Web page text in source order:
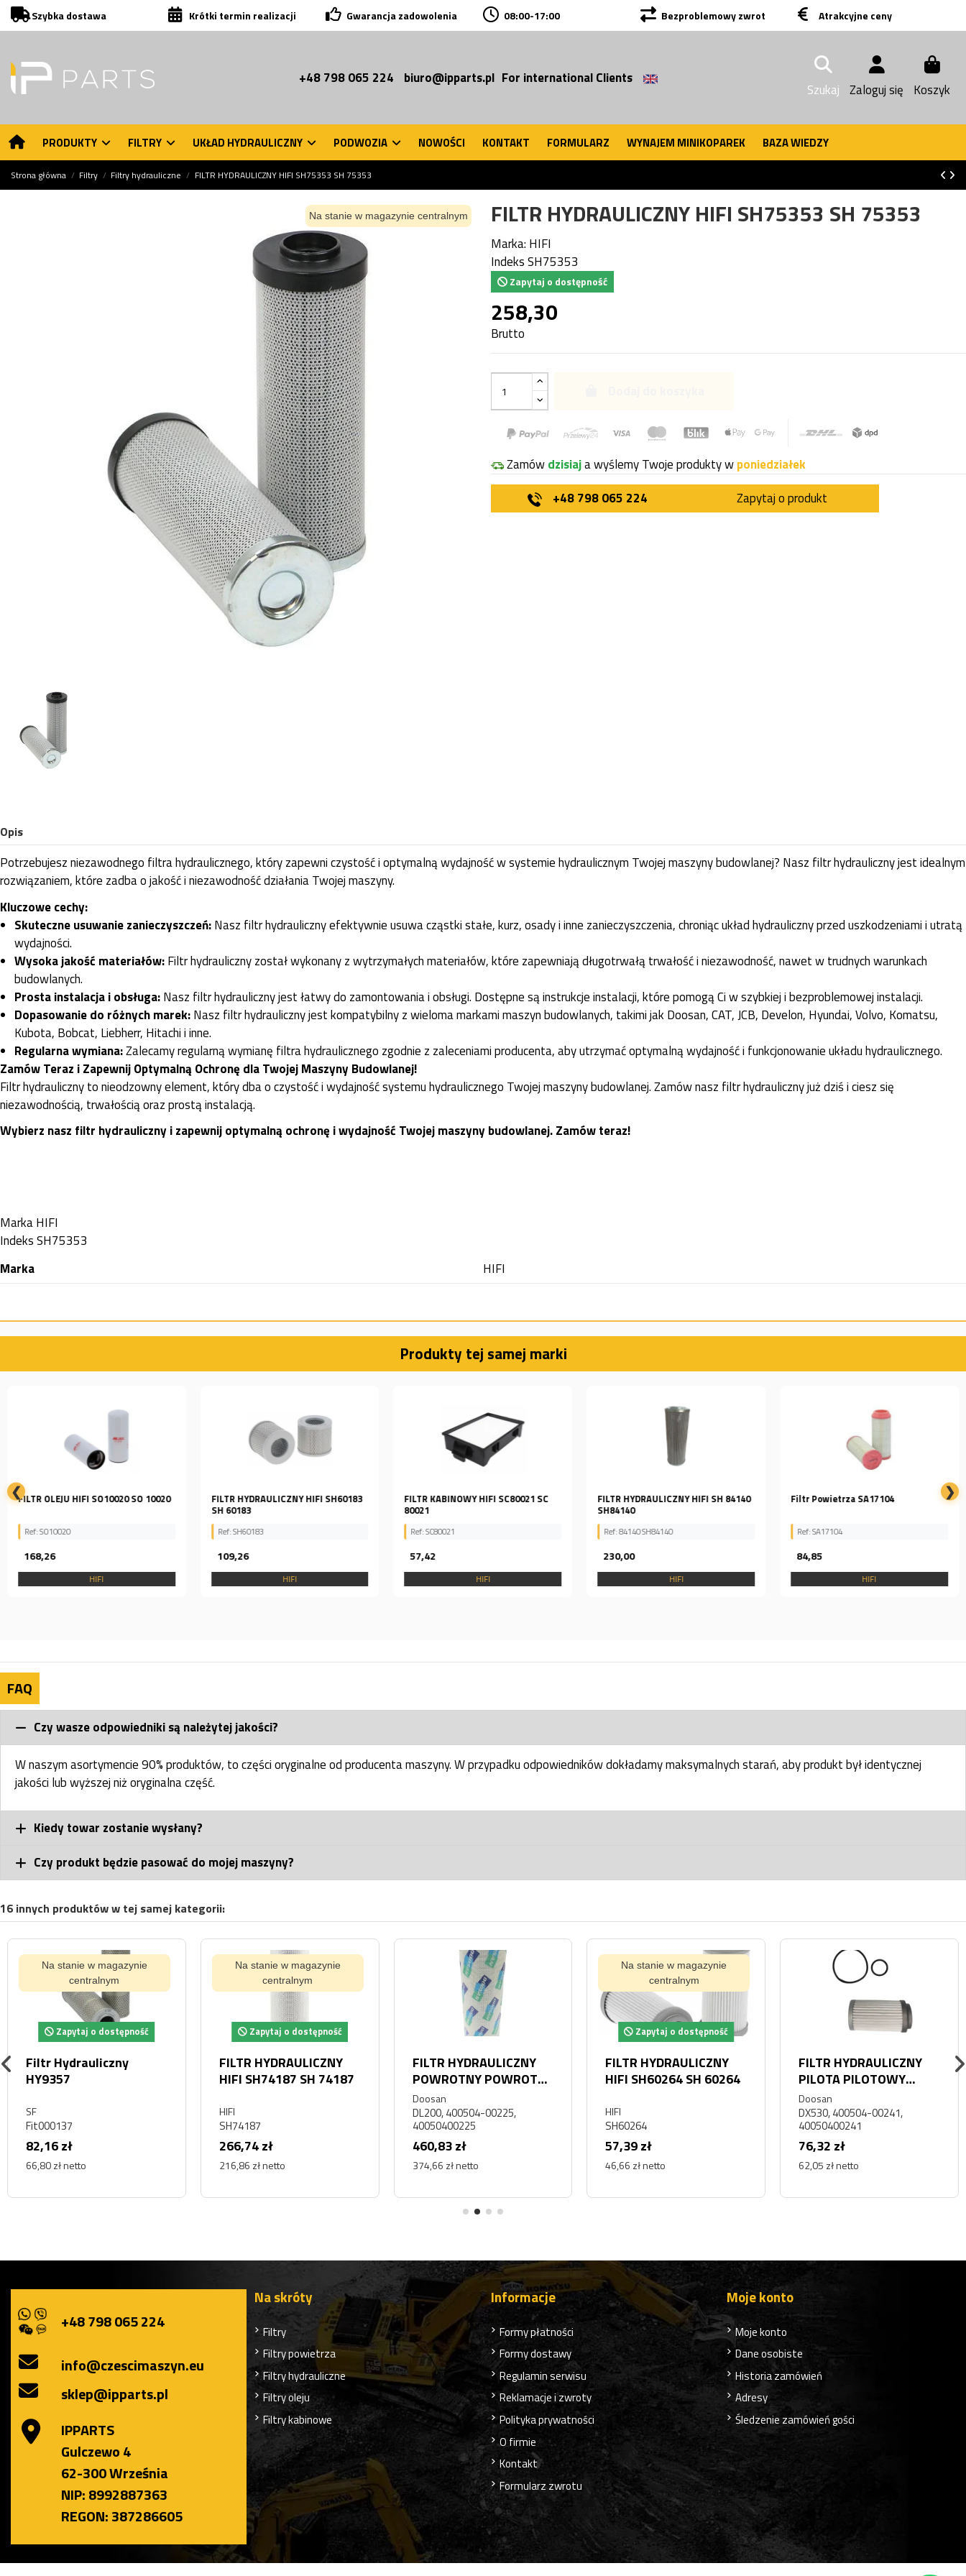
Szybka dostawa Krótki termin realizacji Gwarancja zadowolenia 08:00-17:00 Bezproblemowy zwrot Atrakcyjne ceny
+48 798 065 224 biuro@ipparts.pl For international Clients
Szukaj Zaloguj się Koszyk
PRODUKTY FILTRY UKŁAD HYDRAULICZNY PODWOZIA NOWOŚCI KONTAKT FORMULARZ WYNAJEM MINIKOPAREK BAZA WIEDZY
Strona główna Filtry Filtry hydrauliczne FILTR HYDRAULICZNY HIFI SH75353 SH 75353
Na stanie w magazynie centralnym FILTR HYDRAULICZNY HIFI SH75353 SH 75353
Marka: HIFI
IndeksSH75353
Zapytaj o dostępność
258,30
Brutto
Zamówdzisiaja wyślemy Twoje produkty wponiedziałek
+48 798 065 224
Zapytaj o produkt
Opis
Potrzebujesz niezawodnego filtra hydraulicznego, który zapewni czystość i optymalną wydajność w systemie hydraulicznym Twojej maszyny budowlanej? Nasz filtr hydrauliczny jest idealnym
rozwiązaniem, które zadba o jakość i niezawodność działania Twojej maszyny.
Kluczowe cechy:
Skuteczne usuwanie zanieczyszczeń:Nasz filtr hydrauliczny efektywnie usuwa cząstki stałe, kurz, osady i inne zanieczyszczenia, chroniąc układ hydrauliczny przed uszkodzeniami i utratą
wydajności.
Wysoka jakość materiałów:Filtr hydrauliczny został wykonany z wytrzymałych materiałów, które zapewniają długotrwałą trwałość i niezawodność, nawet w trudnych warunkach
budowlanych.
Prosta instalacja i obsługa:Nasz filtr hydrauliczny jest łatwy do zamontowania i obsługi. Dostępne są instrukcje instalacji, które pomogą Ci w szybkiej i bezproblemowej instalacji.
Dopasowanie do różnych marek:Nasz filtr hydrauliczny jest kompatybilny z wieloma markami maszyn budowlanych, takimi jak Doosan, CAT, JCB, Develon, Hyundai, Volvo, Komatsu,
Kubota, Bobcat, Liebherr, Hitachi i inne.
Regularna wymiana:Zalecamy regularną wymianę filtra hydraulicznego zgodnie z zaleceniami producenta, aby utrzymać optymalną wydajność i funkcjonowanie układu hydraulicznego.
Zamów Teraz i Zapewnij Optymalną Ochronę dla Twojej Maszyny Budowlanej!
Filtr hydrauliczny to nieodzowny element, który dba o czystość i wydajność systemu hydraulicznego Twojej maszyny budowlanej. Zamów nasz filtr hydrauliczny już dziś i ciesz się
niezawodnością, trwałością oraz prostą instalacją.
Wybierz nasz filtr hydrauliczny i zapewnij optymalną ochronę i wydajność Twojej maszyny budowlanej. Zamów teraz!
MarkaHIFI
IndeksSH75353
Marka
HIFI
Produkty tej samej marki
FILTR OLEJU HIFI SO10020 SO 10020
Ref: SO10020
168,26
HIFI
FILTR HYDRAULICZNY HIFI SH60183
SH 60183
Ref: SH60183
109,26
HIFI
FILTR KABINOWY HIFI SC80021 SC
80021
Ref: SC80021
57,42
HIFI
FILTR HYDRAULICZNY HIFI SH 84140
SH84140
Ref: 84140 SH84140
230,00
HIFI
Filtr Powietrza SA17104
Ref: SA17104
84,85
HIFI
❮ ❯
FAQ
Czy wasze odpowiedniki są należytej jakości?
W naszym asortymencie 90% produktów, to części oryginalne od producenta maszyny. W przypadku odpowiedników dokładamy maksymalnych starań, aby produkt był identycznej
jakości lub wyższej niż oryginalna część.
Kiedy towar zostanie wysłany?
Czy produkt będzie pasować do mojej maszyny?
16 innych produktów w tej samej kategorii:
Na stanie w magazynie
centralnym
Zapytaj o dostępność
Filtr Hydrauliczny
HY9357
SF
Fit000137
82,16 zł
66,80 zł netto
Na stanie w magazynie
centralnym
Zapytaj o dostępność
FILTR HYDRAULICZNY
HIFI SH74187 SH 74187
HIFI
SH74187
266,74 zł
216,86 zł netto
FILTR HYDRAULICZNY
POWROTNY POWROTU
DAEWOO DOOSAN
DL200
Doosan
DL200, 400504-00225,
40050400225
460,83 zł
374,66 zł netto
Na stanie w magazynie
centralnym
Zapytaj o dostępność
FILTR HYDRAULICZNY
HIFI SH60264 SH 60264
HIFI
SH60264
57,39 zł
46,66 zł netto
FILTR HYDRAULICZNY
PILOTA PILOTOWY
STEROWANIA DAEWOO
DOOSAN DX530
Doosan
DX530, 400504-00241,
40050400241
76,32 zł
62,05 zł netto
+48 798 065 224
info@czescimaszyn.eu
sklep@ipparts.pl
IPPARTS
Gulczewo 4
62-300 Września
NIP: 8992887363
REGON: 387286605
Na skróty
Filtry
Filtry powietrza
Filtry hydrauliczne
Filtry oleju
Filtry kabinowe
Informacje
Formy płatności
Formy dostawy
Regulamin serwisu
Reklamacje i zwroty
Polityka prywatności
O firmie
Kontakt
Formularz zwrotu
Moje konto
Moje konto
Dane osobiste
Historia zamówień
Adresy
Śledzenie zamówień gości